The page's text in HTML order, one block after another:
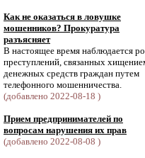
Как не оказаться в ловушке
мошенников? Прокуратура
разъясняет
В настоящее время наблюдается
преступлений, связанных
денежных средств граждан путем
телефонного мошенничества.
(добавлено 2022-08-18 )
Прием предпринимателей по
вопросам нарушения их прав
(добавлено 2022-08-08 )